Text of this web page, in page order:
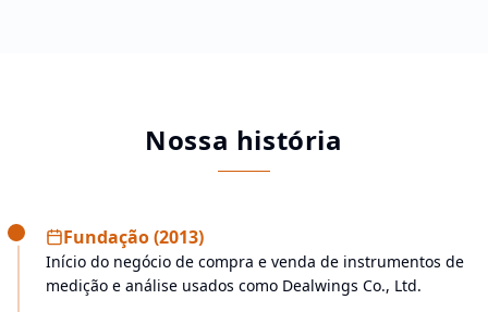
Nossa história
Fundação (2013)
Início do negócio de compra e venda de instrumentos de
medição e análise usados como Dealwings Co., Ltd.